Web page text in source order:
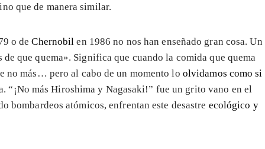
que de manera similar.
o deChernobilen 1986 no nos han enseñado gran cosa. Un
que quema». Significa que cuando la comida que quema
no más… pero al cabo de un momento lo olvidamos como si
“¡No más Hiroshima y Nagasaki!” fue un grito vano en el
bombardeos atómicos, enfrentan este desastre ecológico y